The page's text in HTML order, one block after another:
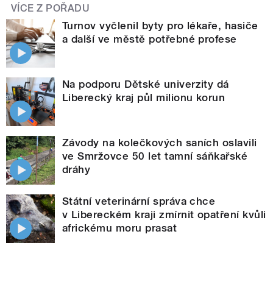
VÍCE Z POŘADU
Turnov vyčlenil byty pro lékaře, hasiče
a další ve městě potřebné profese
Na podporu Dětské univerzity dá
Liberecký kraj půl milionu korun
Závody na kolečkových saních oslavili
ve Smržovce 50 let tamní sáňkařské
dráhy
Státní veterinární správa chce
v Libereckém kraji zmírnit opatření kvůli
africkému moru prasat